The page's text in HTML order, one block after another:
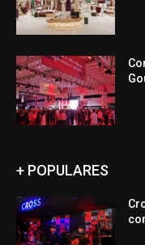
+ POPULARES